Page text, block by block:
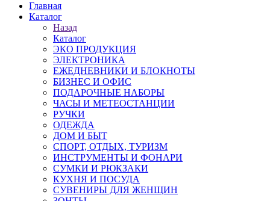
Главная
Каталог
Назад
Каталог
ЭКО ПРОДУКЦИЯ
ЭЛЕКТРОНИКА
ЕЖЕДНЕВНИКИ И БЛОКНОТЫ
БИЗНЕС И ОФИС
ПОДАРОЧНЫЕ НАБОРЫ
ЧАСЫ И МЕТЕОСТАНЦИИ
РУЧКИ
ОДЕЖДА
ДОМ И БЫТ
СПОРТ, ОТДЫХ, ТУРИЗМ
ИНСТРУМЕНТЫ И ФОНАРИ
СУМКИ И РЮКЗАКИ
КУХНЯ И ПОСУДА
СУВЕНИРЫ ДЛЯ ЖЕНЩИН